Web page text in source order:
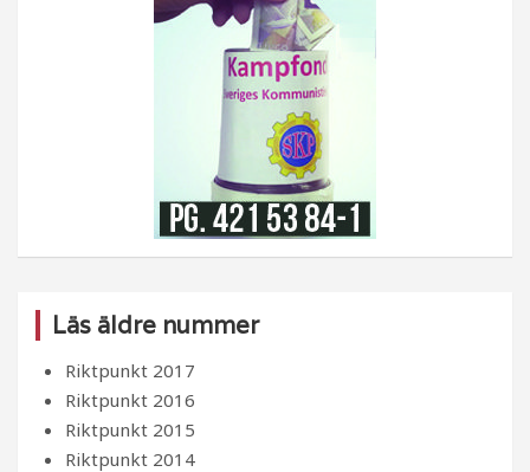
Läs äldre nummer
Riktpunkt 2017
Riktpunkt 2016
Riktpunkt 2015
Riktpunkt 2014